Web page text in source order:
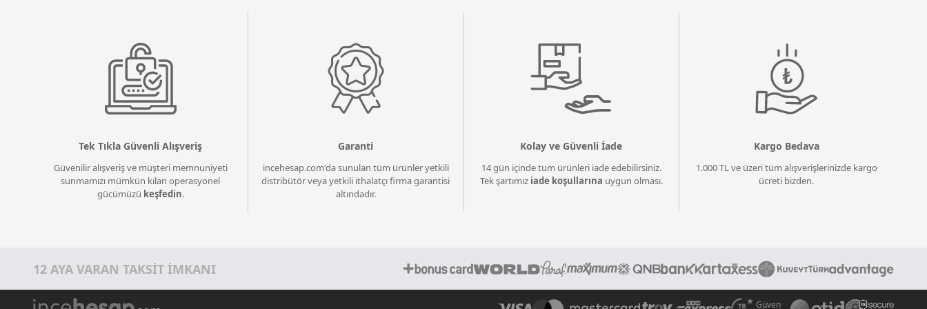
Tek Tıkla Güvenli Alışveriş
Güvenilir alışveriş ve müşteri memnuniyeti
sunmamızı mümkün kılan operasyonel
gücümüzü keşfedin.
Garanti
incehesap.com'da sunulan tüm ürünler yetkili
distribütör veya yetkili ithalatçı firma garantisi
altındadır.
Kolay ve Güvenli İade
14 gün içinde tüm ürünleri iade edebilirsiniz.
Tek şartımız iade koşullarına uygun olması.
Kargo Bedava
1.000 TL ve üzeri tüm alışverişlerinizde kargo
ücreti bizden.
12 AYA VARAN TAKSİT İMKANI
Güven